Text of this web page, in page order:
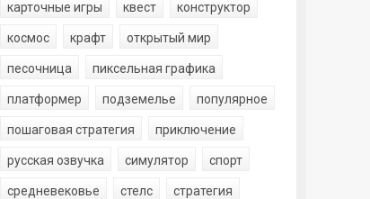
карточные игры квест конструктор
космос крафт открытый мир
песочница пиксельная графика
платформер подземелье популярное
пошаговая стратегия приключение
русская озвучка симулятор спорт
средневековье стелс стратегия